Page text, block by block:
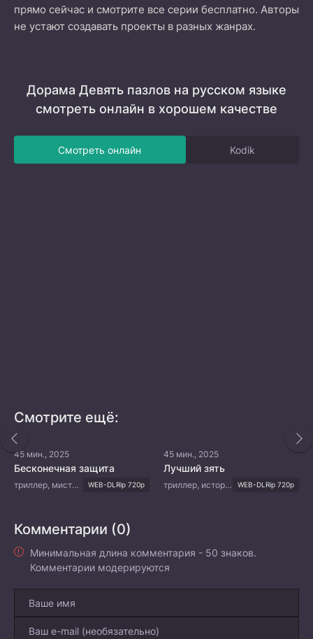
прямо сейчас и смотрите все серии бесплатно. Авторы
не устают создавать проекты в разных жанрах.
Дорама Девять пазлов на русском языке
смотреть онлайн в хорошем качестве
Смотреть онлайн Kodik
Смотрите ещё:
45 мин., 2025
Бесконечная защита
триллер, мистика WEB-DLRip 720p
45 мин., 2025
Лучший зять
триллер, история, мистика, романтика WEB-DLRip 720p
Комментарии (0)
Минимальная длина комментария - 50 знаков.
Комментарии модерируются